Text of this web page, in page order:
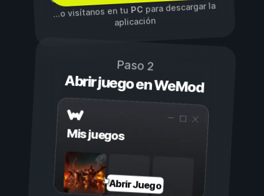
...o visítanos en tuPCpara descargar la
aplicación
Paso 2
Abrir juego en WeMod
Mis juegos
Abrir Juego